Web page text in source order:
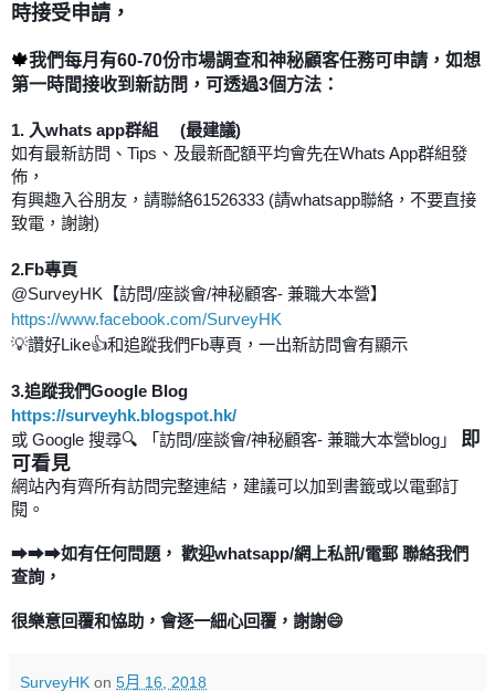
時接受申請 ，
🍁我們每月有60-70份市場調查和神秘顧客任務可申請，如想
第一時間接收到新訪問，可透過3個方法：
1. 入whats app群組 (最建議)
如有最新訪問、 Tips 、及最新配額平均會先在Whats App群組發
佈，
有興趣入谷朋友，請聯絡61526333 (請whatsapp聯絡，不要直接
致電，謝謝)
2.Fb專頁
@SurveyHK 【訪問/座談會/神秘顧客- 兼職大本營】
https://www.facebook.com/SurveyHK
💡讚好Like👍和追蹤我們Fb專頁，一出新訪問會有顯示
3.追蹤我們Google Blog
https://surveyhk.blogspot.hk/
或 Google 搜尋🔍 「訪問/座談會/神秘顧客- 兼職大本營blog 」
即
可看見
網站內有齊所有訪問完整連結，建議可以加到書籤或以電郵訂
閱 。
➡➡➡如有任何問題， 歡迎whatsapp/網上私訊/電郵 聯絡我們
查詢，
很樂意回覆和恊助，會逐一細心回覆，謝謝😄
SurveyHK on 5月 16, 2018